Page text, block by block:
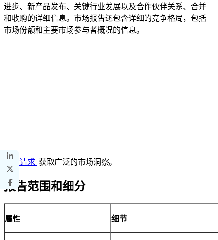
进步、新产品发布、关键行业发展以及合作伙伴关系、合并
和收购的详细信息。市场报告还包含详细的竞争格局，包括
市场份额和主要市场参与者概况的信息。
定制请求 获取广泛的市场洞察。
报告范围和细分
属性 细节